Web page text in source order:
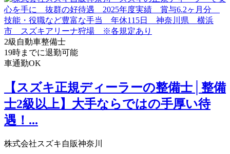
2級自動車整備士
19時までに退勤可能
車通勤OK
【スズキ正規ディーラーの整備士│整備
士2級以上】大手ならではの手厚い待
遇！...
株式会社スズキ自販神奈川